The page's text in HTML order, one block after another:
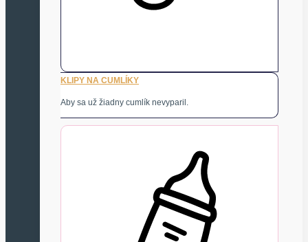
KLIPY NA CUMLÍKY
Aby sa už žiadny cumlík nevyparil.